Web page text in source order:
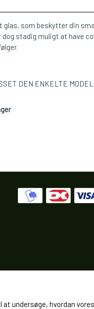
som beskytter din
stadig muligt at have
DEN ENKELTE
undersøge, hvordan